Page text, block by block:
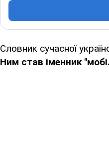
Словник сучасної
Ним став іменник